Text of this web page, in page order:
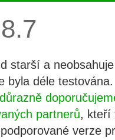
starší a neobsahuje
byla déle
důrazně
partnerů, kteří
verze